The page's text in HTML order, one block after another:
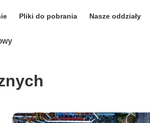
Pliki do pobrania Nasze oddziały